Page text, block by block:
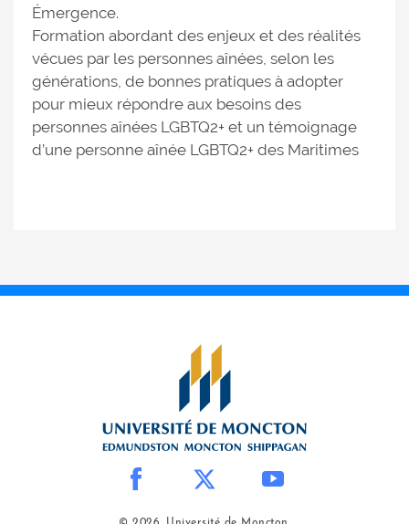
Émergence.
Formation abordant des enjeux et des réalités
vécues par les personnes aînées, selon les
générations, de bonnes pratiques à adopter
pour mieux répondre aux besoins des
personnes aînées LGBTQ2+ et un témoignage
d’une personne aînée LGBTQ2+ des Maritimes